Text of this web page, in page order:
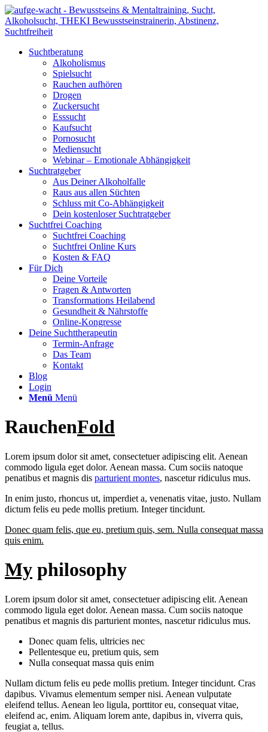
Suchtberatung
Alkoholismus
Spielsucht
Rauchen aufhören
Drogen
Zuckersucht
Esssucht
Kaufsucht
Pornosucht
Mediensucht
Webinar – Emotionale Abhängigkeit
Suchtratgeber
Aus Deiner Alkoholfalle
Raus aus allen Süchten
Schluss mit Co-Abhängigkeit
Dein kostenloser Suchtratgeber
Suchtfrei Coaching
Suchtfrei Coaching
Suchtfrei Online Kurs
Kosten & FAQ
Für Dich
Deine Vorteile
Fragen & Antworten
Transformations Heilabend
Gesundheit & Nährstoffe
Online-Kongresse
Deine Suchttherapeutin
Termin-Anfrage
Das Team
Kontakt
Blog
Login
Menü Menü
RauchenFold
Lorem ipsum dolor sit amet, consectetuer adipiscing elit. Aenean
commodo ligula eget dolor. Aenean massa. Cum sociis natoque
penatibus et magnis dis parturient montes, nascetur ridiculus mus.
In enim justo, rhoncus ut, imperdiet a, venenatis vitae, justo. Nullam
dictum felis eu pede mollis pretium. Integer tincidunt.
Donec quam felis, que eu, pretium quis, sem. Nulla consequat massa
quis enim.
My philosophy
Lorem ipsum dolor sit amet, consectetuer adipiscing elit. Aenean
commodo ligula eget dolor. Aenean massa. Cum sociis natoque
penatibus et magnis dis parturient montes, nascetur ridiculus mus.
Donec quam felis, ultricies nec
Pellentesque eu, pretium quis, sem
Nulla consequat massa quis enim
Nullam dictum felis eu pede mollis pretium. Integer tincidunt. Cras
dapibus. Vivamus elementum semper nisi. Aenean vulputate
eleifend tellus. Aenean leo ligula, porttitor eu, consequat vitae,
eleifend ac, enim. Aliquam lorem ante, dapibus in, viverra quis,
feugiat a, tellus.